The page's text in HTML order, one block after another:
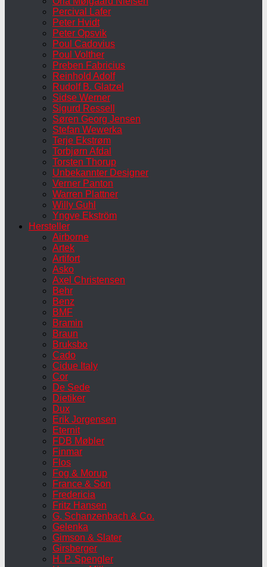
Percival Lafer
Peter Hvidt
Peter Opsvik
Poul Cadovius
Poul Volther
Preben Fabricius
Reinhold Adolf
Rudolf B. Glatzel
Sidse Werner
Sigurd Ressell
Søren Georg Jensen
Stefan Wewerka
Terje Ekstrøm
Torbjørn Afdal
Torsten Thorup
Unbekannter Designer
Verner Panton
Warren Plattner
Willy Guhl
Yngve Ekström
Hersteller
Airborne
Artek
Artifort
Asko
Axel Christensen
Behr
Benz
BMF
Bramin
Braun
Bruksbo
Cado
Cidue Italy
Cor
De Sede
Dietiker
Dux
Erik Jorgensen
Eternit
FDB Møbler
Finmar
Flos
Fog & Morup
France & Son
Fredericia
Fritz Hansen
G. Schanzenbach & Co.
Gelenka
Gimson & Slater
Girsberger
H. P. Spengler